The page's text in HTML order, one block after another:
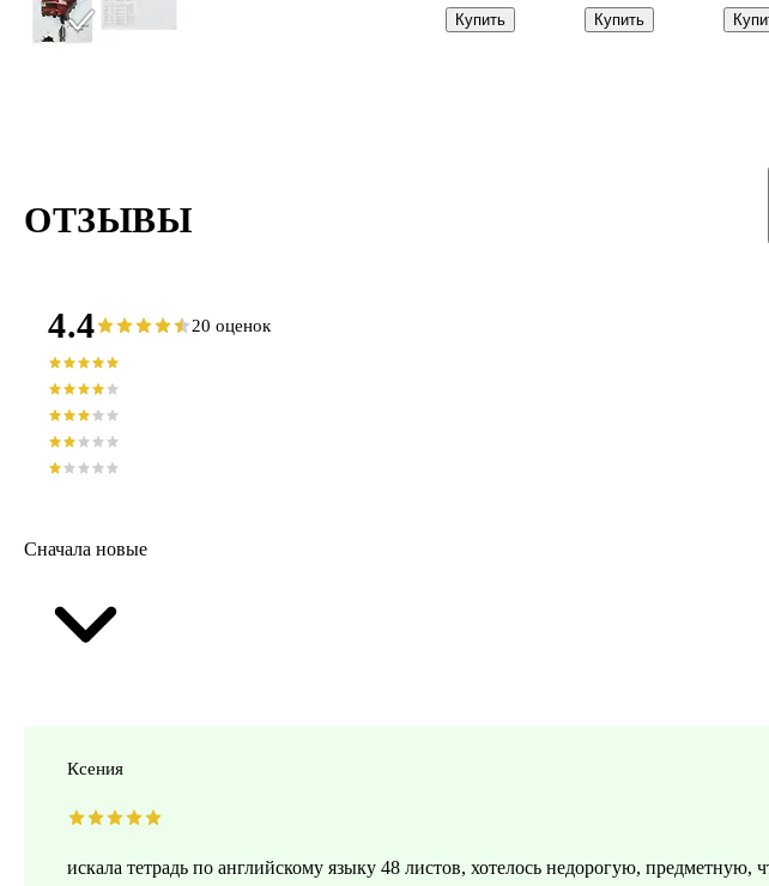
«Жабка.
География» 48
Купить
«Простая наука.
Физика» 48
Купить
ОТЗЫВЫ
4.4 20 оценок
Сначала новые
Ксения
искала тетрадь по английскому языку 48 листов, хотелось недорогую,